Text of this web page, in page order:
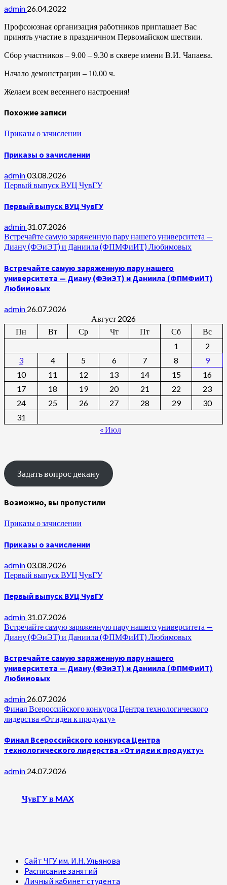
admin 26.04.2022
Профсоюзная организация работников приглашает Вас
принять участие в праздничном Первомайском шествии.
Сбор участников – 9.00 – 9.30 в сквере имени В.И. Чапаева.
Начало демонстрации – 10.00 ч.
Желаем всем весеннего настроения!
Похожие записи
Приказы о зачислении
Приказы о зачислении
admin03.08.2026
Первый выпуск ВУЦ ЧувГУ
Первый выпуск ВУЦ ЧувГУ
admin 31.07.2026
Встречайте самую заряженную пару нашего университета —
Диану (ФЭиЭТ) и Даниила (ФПМФиИТ) Любимовых
Встречайте самую заряженную пару нашего
университета — Диану (ФЭиЭТ) и Даниила (ФПМФиИТ)
Любимовых
admin 26.07.2026
Август 2026
Пн
Вт Ср Чт Пт Сб
Вс
1
2
3
4 5 6 7 8
9
10
11 12 13 14 15
16
17
18 19 20 21 22
23
24
25 26 27 28 29
30
31
« Июл
Задать вопрос декану
Возможно, вы пропустили
Приказы о зачислении
Приказы о зачислении
admin03.08.2026
Первый выпуск ВУЦ ЧувГУ
Первый выпуск ВУЦ ЧувГУ
admin 31.07.2026
Встречайте самую заряженную пару нашего университета —
Диану (ФЭиЭТ) и Даниила (ФПМФиИТ) Любимовых
Встречайте самую заряженную пару нашего
университета — Диану (ФЭиЭТ) и Даниила (ФПМФиИТ)
Любимовых
admin 26.07.2026
Финал Всероссийского конкурса Центра технологического
лидерства «От идеи к продукту»
Финал Всероссийского конкурса Центра
технологического лидерства «От идеи к продукту»
admin 24.07.2026
ЧувГУ в MAX
Сайт ЧГУ им. И.Н. Ульянова
Расписание занятий
Личный кабинет студента